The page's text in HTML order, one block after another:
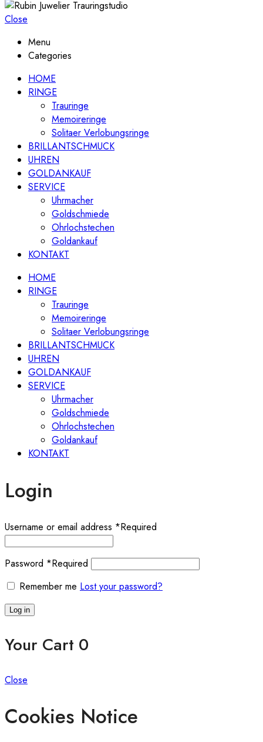
Close
Menu
Categories
HOME
RINGE
Trauringe
Memoireringe
Solitaer Verlobungsringe
BRILLANTSCHMUCK
UHREN
GOLDANKAUF
SERVICE
Uhrmacher
Goldschmiede
Ohrlochstechen
Goldankauf
KONTAKT
HOME
RINGE
Trauringe
Memoireringe
Solitaer Verlobungsringe
BRILLANTSCHMUCK
UHREN
GOLDANKAUF
SERVICE
Uhrmacher
Goldschmiede
Ohrlochstechen
Goldankauf
KONTAKT
Login
Username or email address *Required
Password *Required
Remember me Lost your password?
Log in
Your Cart 0
Close
Cookies Notice